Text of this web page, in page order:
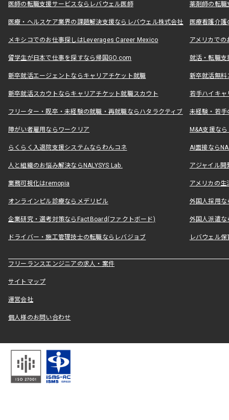
医師の転職支援サービスならレバウェル医師 薬剤師の転
医療・ヘルスケア業界の課題解決支援ならレバウェル株式会社 医療看護介
メキシコでのお仕事探しはLeverages Career Mexico アメリカで
留学生が日本で仕事を探すなら帰国GO.com 就活・転職
新卒就活エージェントならキャリアチケット就職 新卒就活無料
新卒就活スカウトならキャリアチケット就職スカウト 若手ハイキ
フリーター・既卒・未経験の就職・再就職ならハタラクティブ 未経験・若手
障がい者雇用ならワークリア M&A支援な
らくらく入退院支援システムならわんコネ AI面接なら
人と組織のお悩み解決ならNALYSYS Lab. アジャイル
業務可視化はremopia アメリカの
オンラインピル診療ならメデリピル 外国人採用
企業研究・選考対策ならFactBoard(ファクトボード) 外国人派遣な
ドライバー・施工管理技士の転職ならレバジョブ レバウェル
フリーランスエンジニアの求人・案件
サイトマップ
運営会社
個人様のお問い合わせ